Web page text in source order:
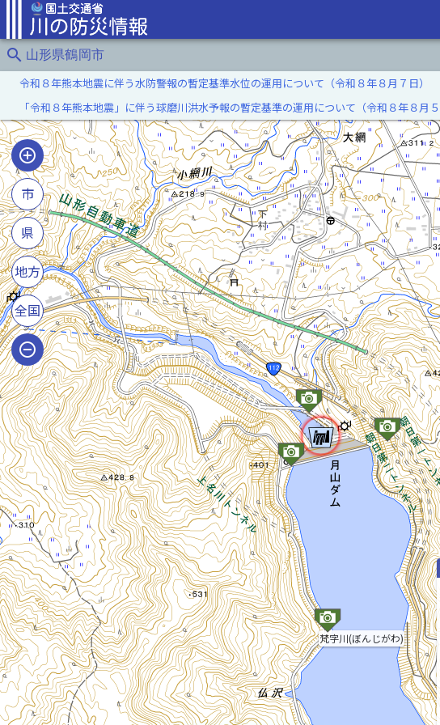
search 山形県鶴岡市
梵字川(ぼんじがわ)
令和８年熊本地震に伴う水防警報の暫定基準水位の運用について（令和８年８月７日）
「令和８年熊本地震」に伴う球磨川洪水予報の暫定基準の運用について（令和８年８月５
市
県
地方
全国